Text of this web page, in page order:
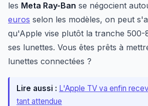
les Meta Ray-Ban se négocient
euros selon les modèles, on peut
qu'Apple vise plutôt la tranche
ses lunettes. Vous êtes prêts à
lunettes connectées ?
Lire aussi : L'Apple TV va enfin
tant attendue